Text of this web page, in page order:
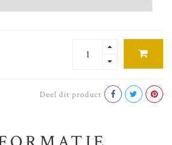
Deel dit product